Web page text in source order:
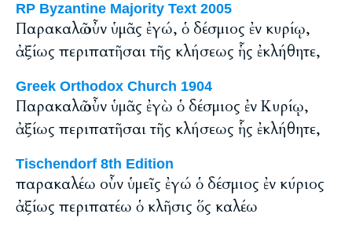
RP Byzantine Majority Text 2005
Παρακαλῶ οὖν ὑμᾶς ἐγώ, ὁ δέσμιος ἐν κυρίῳ,
ἀξίως περιπατῆσαι τῆς κλήσεως ἧς ἐκλήθητε,
Greek Orthodox Church 1904
Παρακαλῶ οὖν ὑμᾶς ἐγὼ ὁ δέσμιος ἐν Κυρίῳ,
ἀξίως περιπατῆσαι τῆς κλήσεως ἧς ἐκλήθητε,
Tischendorf 8th Edition
παρακαλέω οὖν ὑμεῖς ἐγώ ὁ δέσμιος ἐν κύριος
ἀξίως περιπατέω ὁ κλῆσις ὅς καλέω